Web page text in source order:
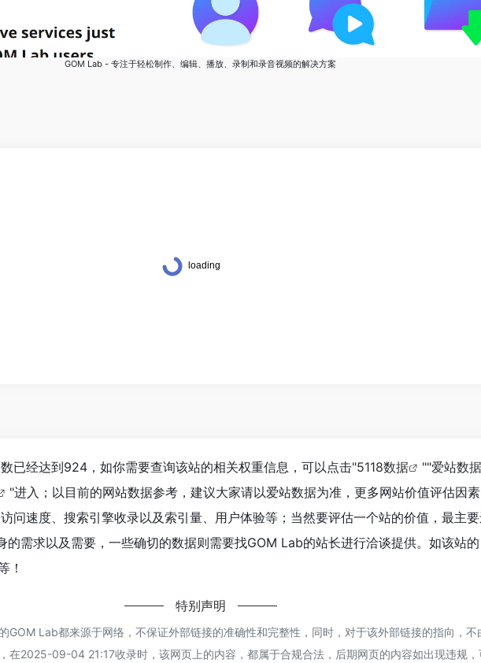
GOM Lab - 专注于轻松制作、编辑、播放、录制和录音视频的解决方案
已经达到924，如你需要查询该站的相关权重信息，可以点击"5118数据 ""爱站数据
"进入；以目前的网站数据参考，建议大家请以爱站数据为准，更多网站价值评估因素
问速度、搜索引擎收录以及索引量、用户体验等；当然要评估一个站的价值，最主
的需求以及需要，一些确切的数据则需要找GOM Lab的站长进行洽谈提供。如该站的
！
特别声明
GOM Lab都来源于网络，不保证外部链接的准确性和完整性，同时，对于该外部链接的指向，不
在2025-09-04 21:17收录时，该网页上的内容，都属于合规合法，后期网页的内容如出现违规，